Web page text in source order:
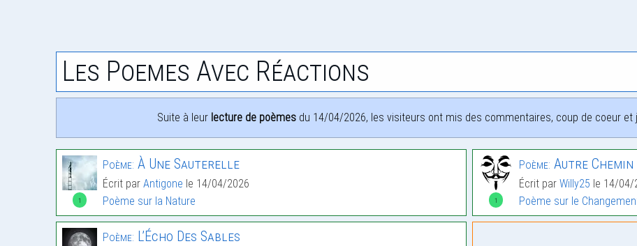
Les Poemes Avec Réactions
Suite à leur lecture de poèmes du 14/04/2026, les visiteurs ont mis des commentaires, coup de coeur
1
Poème: À Une Sauterelle
Écrit par Antigone le 14/04/2026
Poème sur la Nature
1
Poème: Autre Chemin
Écrit par Willy25 le 14/04/
Poème sur le
Poème: L’Écho Des Sables